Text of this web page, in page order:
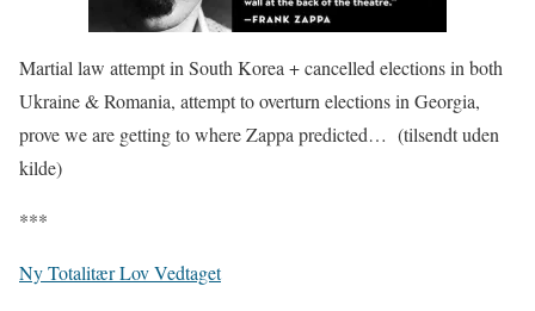
Martial law attempt in South Korea + cancelled elections in both
Ukraine & Romania, attempt to overturn elections in Georgia,
prove we are getting to where Zappa predicted… (tilsendt uden
kilde)
***
Ny Totalitær Lov Vedtaget